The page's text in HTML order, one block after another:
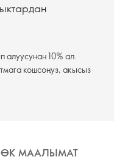
алуусунан 10% ал.
кошсоңуз, акысыз
МААЛЫМАТ